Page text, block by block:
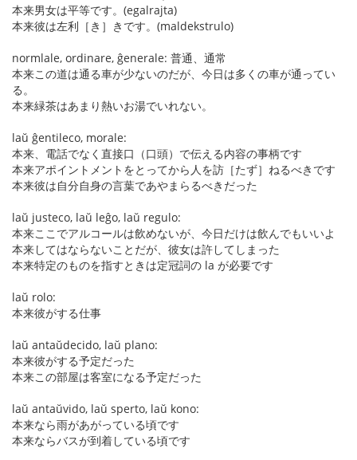
本来男女は平等です。(egalrajta)
本来彼は左利［き］きです。(maldekstrulo)
normlale, ordinare, ĝenerale: 普通、通常
本来この道は通る車が少ないのだが、今日は多くの車が通ってい
る。
本来緑茶はあまり熱いお湯でいれない。
laŭ ĝentileco, morale:
本来、電話でなく直接口（口頭）で伝える内容の事柄です
本来アポイントメントをとってから人を訪［たず］ねるべきです
本来彼は自分自身の言葉であやまらるべきだった
laŭ justeco, laŭ leĝo, laŭ regulo:
本来ここでアルコールは飲めないが、今日だけは飲んでもいいよ
本来してはならないことだが、彼女は許してしまった
本来特定のものを指すときは定冠詞の la が必要です
laŭ rolo:
本来彼がする仕事
laŭ antaŭdecido, laŭ plano:
本来彼がする予定だった
本来この部屋は客室になる予定だった
laŭ antaŭvido, laŭ sperto, laŭ kono:
本来なら雨があがっている頃です
本来ならバスが到着している頃です